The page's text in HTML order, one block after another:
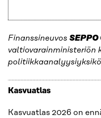
Finanssineuvos
valtiovarainministeriön
Kasvuatlas
Kasvuatlas 2026 on